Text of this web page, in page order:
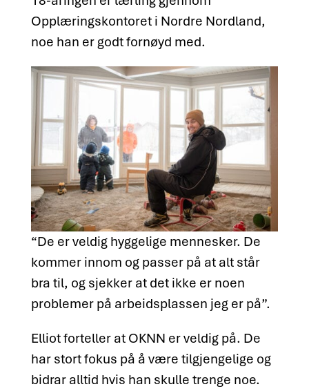
Opplæringskontoret i Nordre Nordland,
noe han er godt fornøyd med.
“De er veldig hyggelige mennesker. De
kommer innom og passer på at alt står
bra til, og sjekker at det ikke er noen
problemer på arbeidsplassen jeg er på”.
Elliot forteller at OKNN er veldig på. De
har stort fokus på å være tilgjengelige og
bidrar alltid hvis han skulle trenge noe.